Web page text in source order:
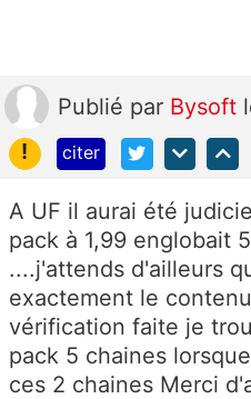
Publié par Bysoft
!
citer
A UF il aurai été
pack à 1,99 englobait
....j'attends d'ailleurs
exactement le
vérification faite je
pack 5 chaines
ces 2 chaines Merci